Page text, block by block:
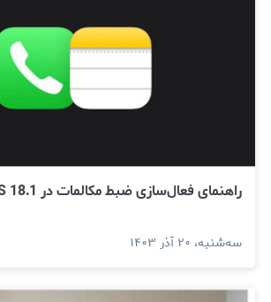
راهنمای فعال‌سازی ضبط مکالمات در iOS 18.1
سه‌شنبه، ۲۰ آذر ۱۴۰۳